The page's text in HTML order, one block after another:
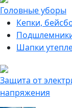
Головные уборы
Кепки,
Шапки
Защита от
напряжения